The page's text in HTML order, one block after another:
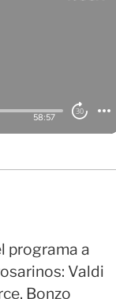
programa a
Valdi
Bonzo